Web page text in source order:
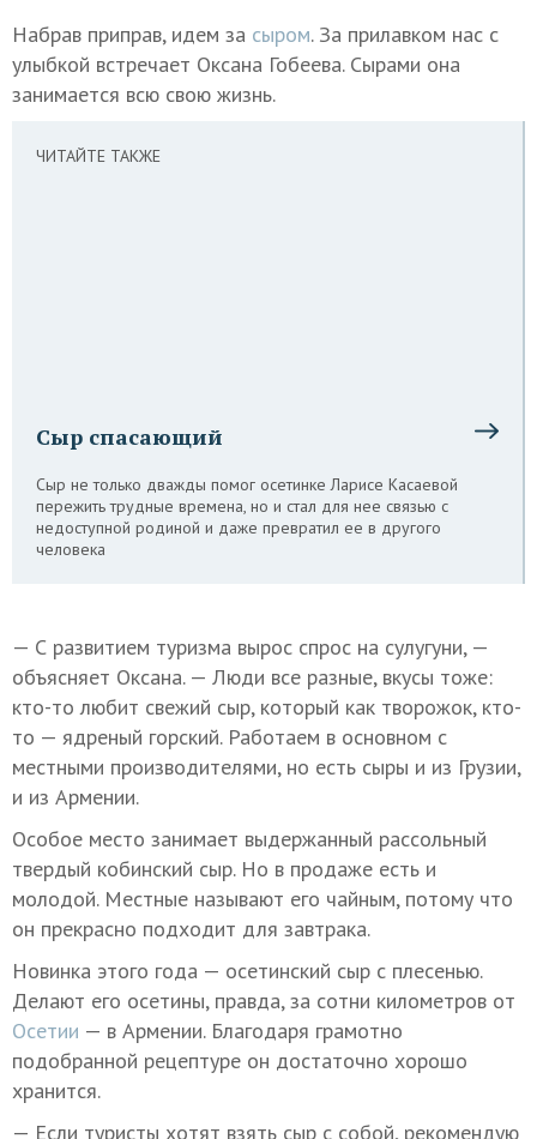
Набрав приправ, идем за сыром. За прилавком нас с
улыбкой встречает Оксана Гобеева. Сырами она
занимается всю свою жизнь.
ЧИТАЙТЕ ТАКЖЕ
Сыр спасающий
Сыр не только дважды помог осетинке Ларисе Касаевой
пережить трудные времена, но и стал для нее связью с
недоступной родиной и даже превратил ее в другого
человека
— С развитием туризма вырос спрос на сулугуни, —
объясняет Оксана. — Люди все разные, вкусы тоже:
кто-то любит свежий сыр, который как творожок, кто-
то — ядреный горский. Работаем в основном с
местными производителями, но есть сыры и из Грузии,
и из Армении.
Особое место занимает выдержанный рассольный
твердый кобинский сыр. Но в продаже есть и
молодой. Местные называют его чайным, потому что
он прекрасно подходит для завтрака.
Новинка этого года — осетинский сыр с плесенью.
Делают его осетины, правда, за сотни километров от
Осетии — в Армении. Благодаря грамотно
подобранной рецептуре он достаточно хорошо
хранится.
— Если туристы хотят взять сыр с собой, рекомендую